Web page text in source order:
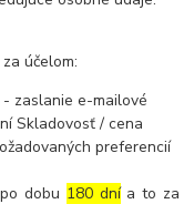
účelom:
zaslanie e-mailové
Skladovosť / cena
preferencií
dobu 180 dnía to za